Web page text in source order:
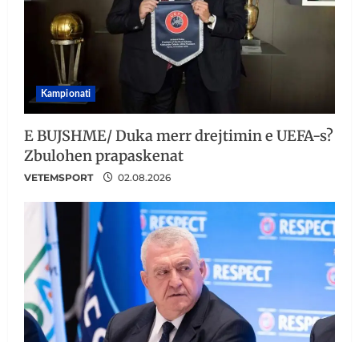
Kampionati
E BUJSHME/ Duka merr drejtimin e UEFA-s?
Zbulohen prapaskenat
VETEMSPORT 02.08.2026